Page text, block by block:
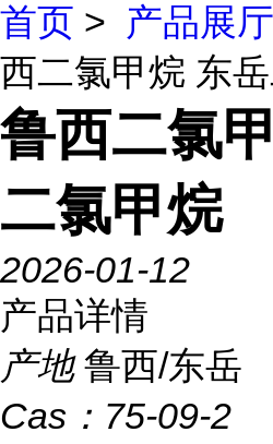
首页 > 产品展厅
西二氯甲烷 东
鲁西二氯
二氯甲烷
2026-01-12
产品详情
产地 鲁西/东岳
Cas： 75-09-2